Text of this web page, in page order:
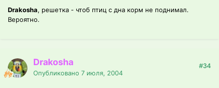
Drakosha, решетка - чтоб птиц с дна корм не поднимал.
Вероятно.
Drakosha
Опубликовано 7 июля, 2004
#34